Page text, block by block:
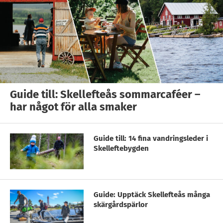
Guide till: Skellefteås sommarcaféer –
har något för alla smaker
Guide till: 14 fina vandringsleder i
Skelleftebygden
Guide: Upptäck Skellefteås många
skärgårdspärlor